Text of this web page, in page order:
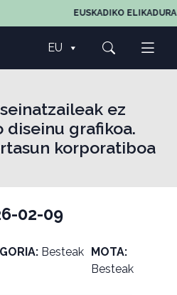
EUSKADIKO
EU
ez
diseinu grafikoa.
korporatiboa
02-09
Besteak MOTA:
Besteak